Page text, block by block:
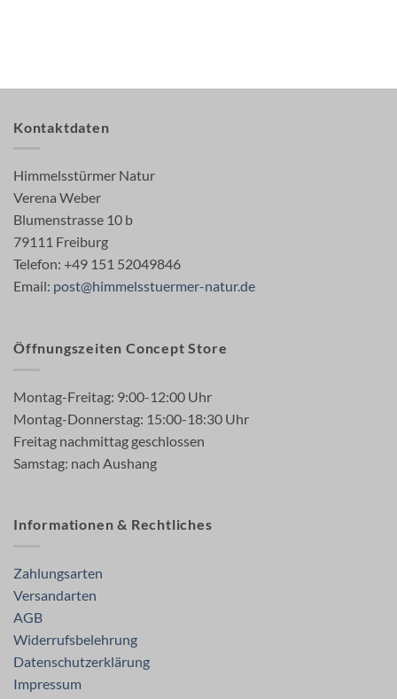
Kontaktdaten
Himmelsstürmer Natur
Verena Weber
Blumenstrasse 10 b
79111 Freiburg
Telefon: +49 151 52049846
Email: post@himmelsstuermer-natur.de
Öffnungszeiten Concept Store
Montag-Freitag: 9:00-12:00 Uhr
Montag-Donnerstag: 15:00-18:30 Uhr
Freitag nachmittag geschlossen
Samstag: nach Aushang
Informationen & Rechtliches
Zahlungsarten
Versandarten
AGB
Widerrufsbelehrung
Datenschutzerklärung
Impressum